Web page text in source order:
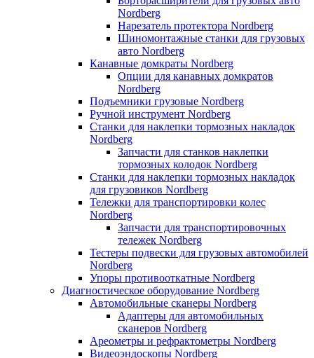
Nordberg
Нарезатель протектора Nordberg
Шиномонтажные станки для грузовых
авто Nordberg
Канавные домкраты Nordberg
Опции для канавных домкратов
Nordberg
Подъемники грузовые Nordberg
Ручной инструмент Nordberg
Станки для наклепки тормозных накладок
Nordberg
Запчасти для станков наклепки
тормозных колодок Nordberg
Станки для наклепки тормозных накладок
для грузовиков Nordberg
Тележки для транспортировки колес
Nordberg
Запчасти для транспортировочных
тележек Nordberg
Тестеры подвески для грузовых автомобилей
Nordberg
Упоры противооткатные Nordberg
Диагностическое оборудование Nordberg
Автомобильные сканеры Nordberg
Адаптеры для автомобильных
сканеров Nordberg
Ареометры и рефрактометры Nordberg
Видеоэндоскопы Nordberg